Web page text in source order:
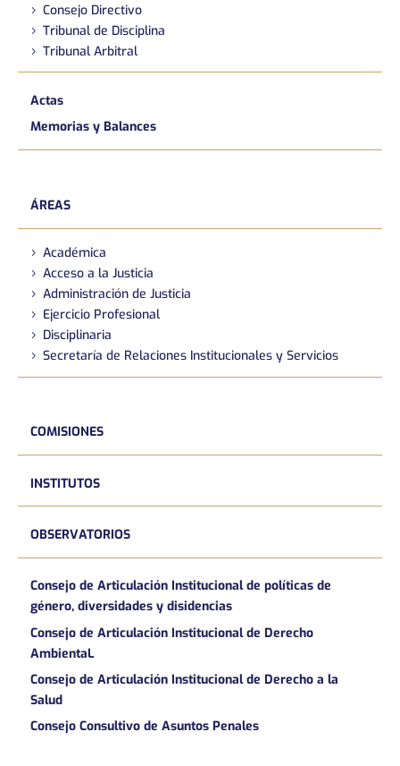
Consejo Directivo
Tribunal de Disciplina
Tribunal Arbitral
Actas
Memorias y Balances
ÁREAS
Académica
Acceso a la Justicia
Administración de Justicia
Ejercicio Profesional
Disciplinaria
Secretaría de Relaciones Institucionales y Servicios
COMISIONES
INSTITUTOS
OBSERVATORIOS
Consejo de Articulación Institucional de políticas de
género, diversidades y disidencias
Consejo de Articulación Institucional de Derecho
AmbientaL
Consejo de Articulación Institucional de Derecho a la
Salud
Consejo Consultivo de Asuntos Penales